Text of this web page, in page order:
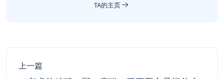
TA的主页
上一篇